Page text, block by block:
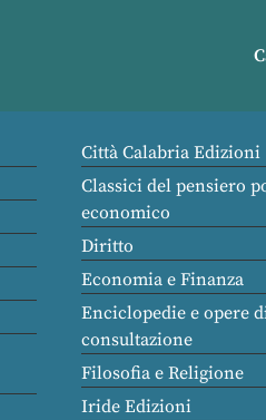
Città Calabria Edizioni
Classici del pensiero
economico
Diritto
Economia e Finanza
Enciclopedie e opere
consultazione
Filosofia e Religione
Iride Edizioni